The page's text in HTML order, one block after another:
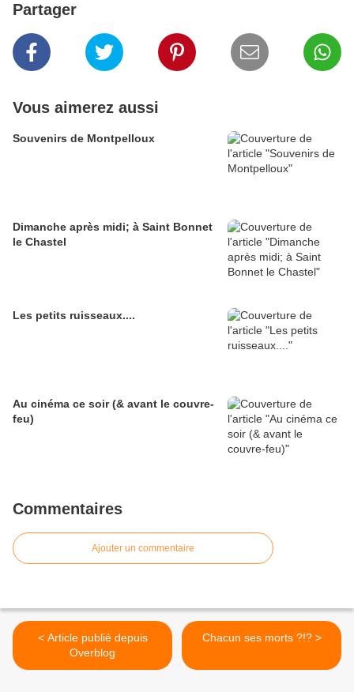
Partager
Vous aimerez aussi
Souvenirs de Montpelloux
Dimanche après midi; à Saint Bonnet
le Chastel
Les petits ruisseaux....
Au cinéma ce soir (& avant le couvre-
feu)
Commentaires
Ajouter un commentaire
< Article publié depuis
Overblog
Chacun ses morts ?!? >